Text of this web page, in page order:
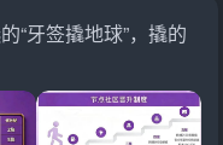
“牙签撬地球”，撬的